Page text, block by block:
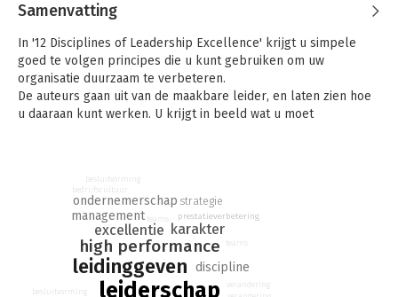
Samenvatting
In '12 Disciplines of Leadership Excellence' krijgt u simpele
goed te volgen principes die u kunt gebruiken om uw
organisatie duurzaam te verbeteren.
De auteurs gaan uit van de maakbare leider, en laten zien hoe
u daaraan kunt werken. U krijgt in beeld wat u moet
handreikingen krijgt.
leiderschap
leidinggeven
high performance
excellentie karakter
management
discipline
ondernemerschap strategie
prestatieverbetering
verandering
teams
besluitvorming
bedrijfscultuur
teams
besluitvorming